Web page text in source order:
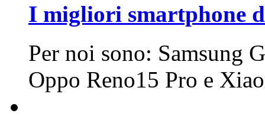
I migliori smartphone
Per noi sono: Samsung
Oppo Reno15 Pro e